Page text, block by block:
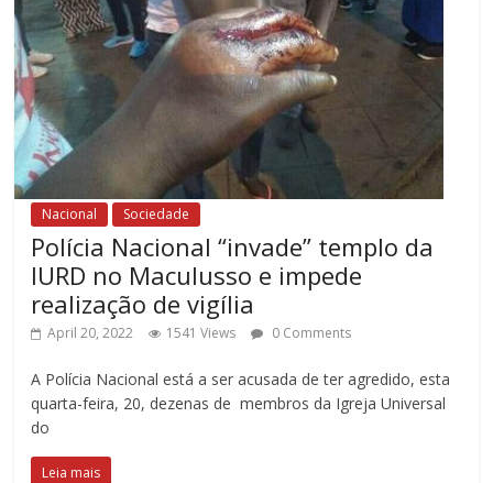
Nacional Sociedade
Polícia Nacional “invade” templo da
IURD no Maculusso e impede
realização de vigília
April 20, 2022 1541 Views 0 Comments
A Polícia Nacional está a ser acusada de ter agredido, esta
quarta-feira, 20, dezenas de membros da Igreja Universal
do
Leia mais